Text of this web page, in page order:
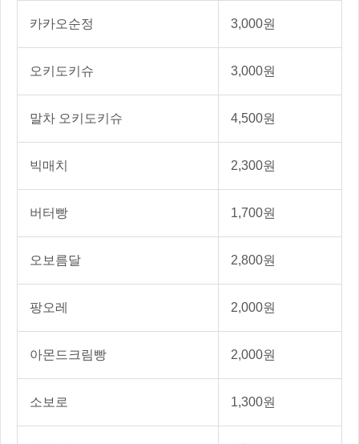
카카오순정 3,000원
오키도키슈 3,000원
말차 오키도키슈 4,500원
빅매치 2,300원
버터빵 1,700원
오보름달 2,800원
팡오레 2,000원
아몬드크림빵 2,000원
소보로 1,300원